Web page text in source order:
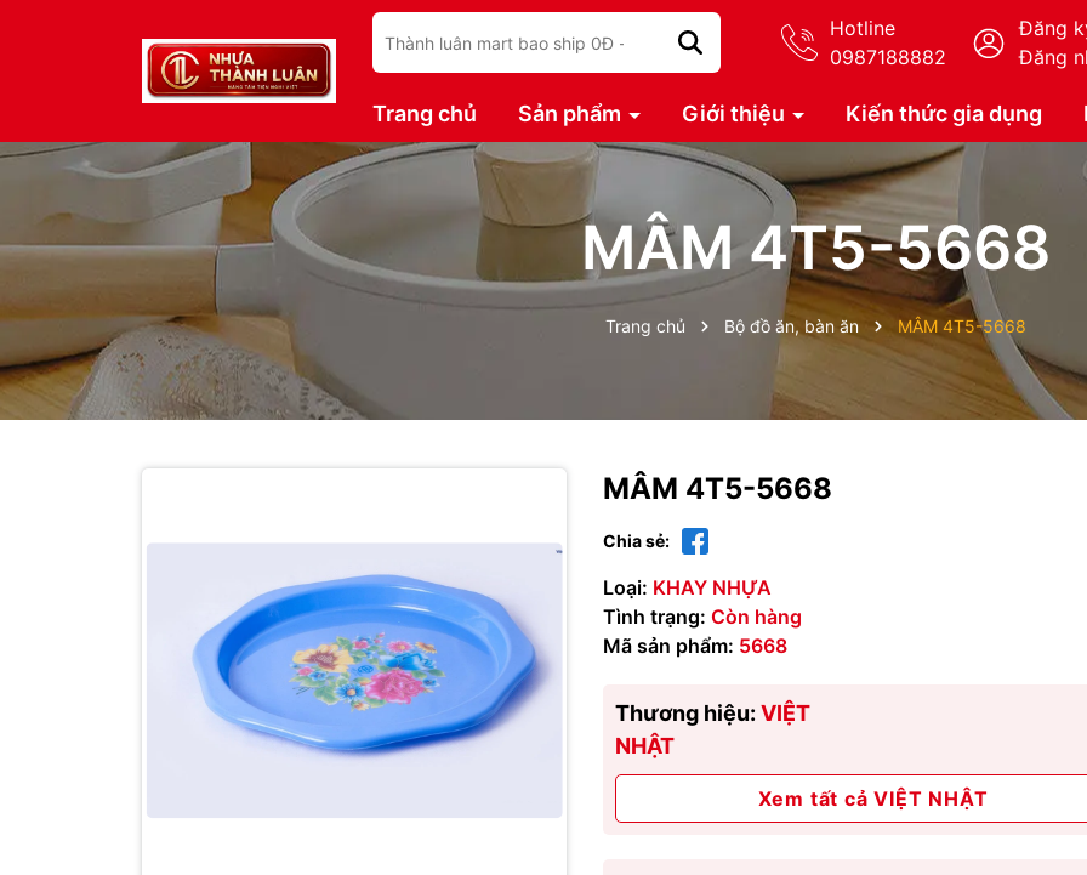
Hotline
0987188882
Đăng
Đăng
Trang chủ Sản phẩm Giới thiệu Kiến thức gia dụng
MÂM 4T5-5668
Trang chủ Bộ đồ ăn, bàn ăn MÂM 4T5-5668
MÂM 4T5-5668
Chia sẻ:
Loại: KHAY NHỰA
Tình trạng: Còn hàng
Mã sản phẩm: 5668
Thương hiệu: VIỆT
NHẬT
Xem tất cả VIỆT NHẬT